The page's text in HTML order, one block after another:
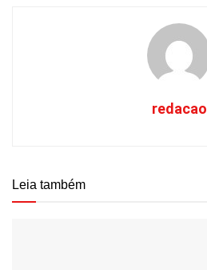
redacao
Leia também